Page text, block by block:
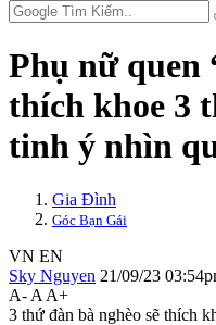
Phụ nữ quen
thích khoe 3
tinh ý nhìn
Gia Đình
Góc Bạn Gái
VN EN
Sky Nguyen 21/09/23
A- A A+
3 thứ đàn bà nghèo sẽ thích